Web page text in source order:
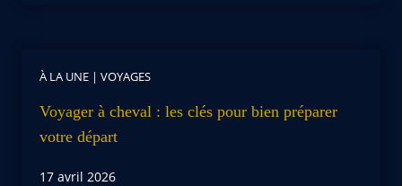
À LA UNE | VOYAGES
Voyager à cheval : les clés pour bien préparer
votre départ
17 avril 2026